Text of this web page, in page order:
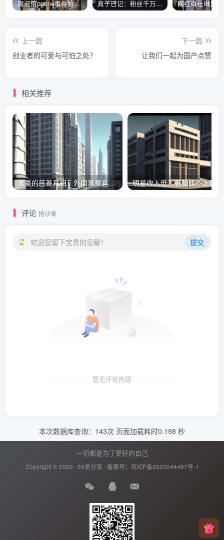
周淑怡pgone事件始末，周淑怡现状 真子日记：粉丝千万的真子日记是最懂反转的网红吗？
上一篇
创业者的可爱与可怕之处？
下一篇
让我们一起为国产点赞
相关推荐
富豪的慈善真相！外国富豪喜欢捐赠所有财产？ 明星收入低？有些比不上网红
评论 抢沙发
欢迎您留下宝贵的见解！ 提交
暂无评论内容
本次数据库查询：143次 页面加载耗时0.198 秒
一切都是为了更好的自己
Copyright © 2022 · 59爱分享 · 备案号： 苏ICP备2023044497号-1